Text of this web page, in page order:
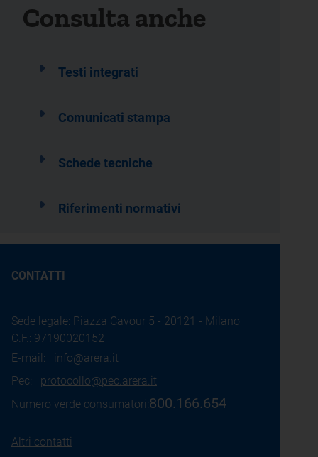
Consulta anche
Testi integrati
Comunicati stampa
Schede tecniche
Riferimenti normativi
CONTATTI
Sede legale: Piazza Cavour 5 - 20121 - Milano
C.F.: 97190020152
E-mail: info@arera.it
Pec: protocollo@pec.arera.it
Numero verde consumatori:800.166.654
Altri contatti